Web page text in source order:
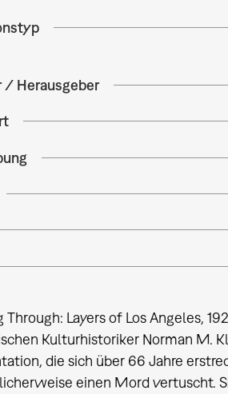
/ Herausgeber
Through: Layers of Los Angeles,
Kulturhistoriker Norman M.
die sich über 66 Jahre
einen Mord vertuscht.